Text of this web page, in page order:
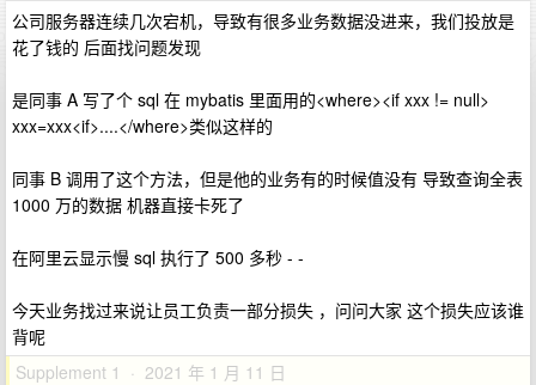
公司服务器连续几次宕机，导致有很多业务数据没进来，我们投放是
花了钱的 后面找问题发现
是同事 A 写了个 sql 在 mybatis 里面用的<where><if xxx != null>
xxx=xxx<if>....</where>类似这样的
同事 B 调用了这个方法，但是他的业务有的时候值没有 导致查询全表
1000 万的数据 机器直接卡死了
在阿里云显示慢 sql 执行了 500 多秒 - -
今天业务找过来说让员工负责一部分损失 ，问问大家 这个损失应该谁
背呢
Supplement 1 · 2021 年 1 月 11 日